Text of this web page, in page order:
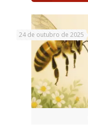
24 de outubro de 2025